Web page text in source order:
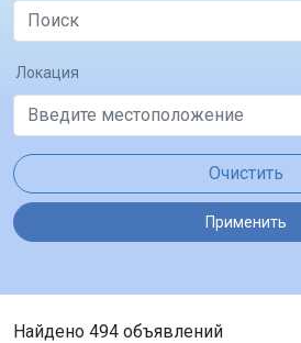
Локация
Очистить
Применить
Найдено 494 объявлений